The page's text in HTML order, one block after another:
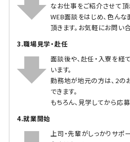
なお仕事をご紹介させて頂
WEB面談をはじめ、色ん
頂きます。お気軽にお問い
3.職場見学・赴任
面談後や、赴任・入寮を経
います。
勤務地が地元の方は、2の
できます。
もちろん、見学してから応
4.就業開始
上司・先輩がしっかりサポ